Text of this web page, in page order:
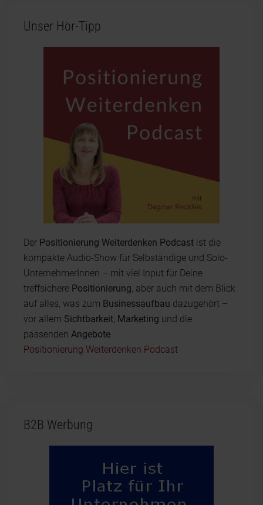
Unser Hör-Tipp
Der Positionierung Weiterdenken Podcast ist die
kompakte Audio-Show für Selbständige und Solo-
UnternehmerInnen – mit viel Input für Deine
treffsichere Positionierung, aber auch mit dem Blick
auf alles, was zum Businessaufbau dazugehört –
vor allem Sichtbarkeit, Marketing und die
passenden Angebote
Positionierung Weiterdenken Podcast
B2B Werbung